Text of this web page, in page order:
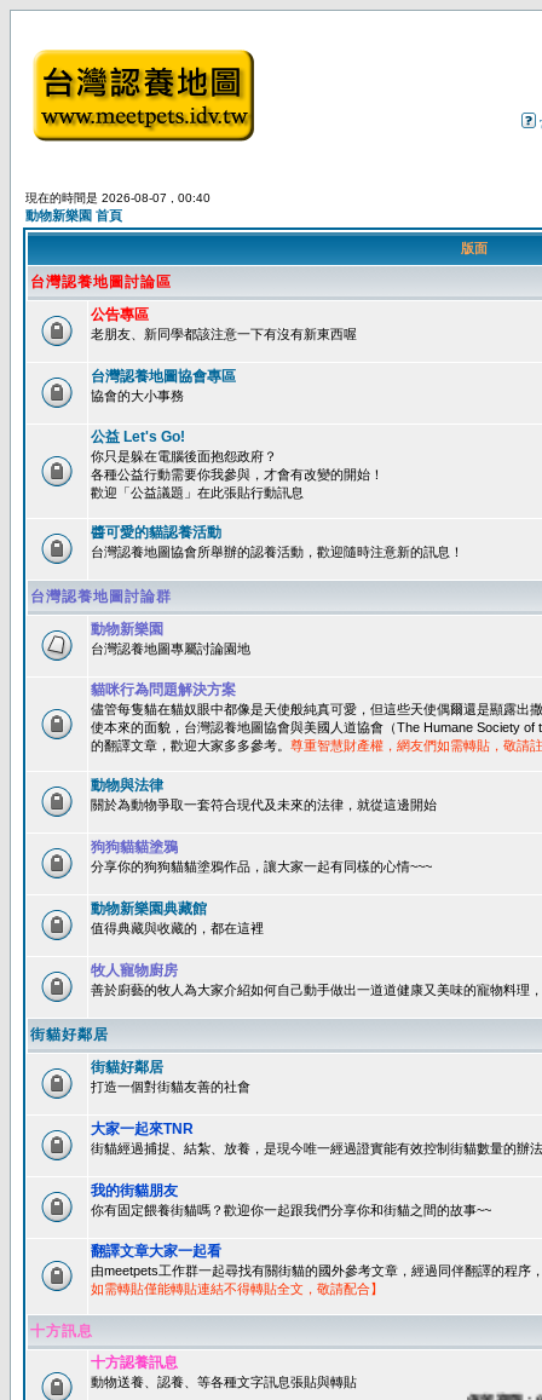
現在的時間是 2026-08-07 , 00:40
動物新樂園 首頁
版面
台灣認養地圖討論區
公告專區
老朋友、新同學都該注意一下有沒有新東西喔
台灣認養地圖協會專區
協會的大小事務
公益 Let's Go!
你只是躲在電腦後面抱怨政府？
各種公益行動需要你我參與，才會有改變的開始！
歡迎「公益議題」在此張貼行動訊息
醬可愛的貓認養活動
台灣認養地圖協會所舉辦的認養活動，歡迎隨時注意新的訊息！
台灣認養地圖討論群
動物新樂園
台灣認養地圖專屬討論園地
貓咪行為問題解決方案
儘管每隻貓在貓奴眼中都像是天使般純真可愛，但這些天使偶爾還是顯露出
使本來的面貌，台灣認養地圖協會與美國人道協會（The Humane Society
的翻譯文章，歡迎大家多多參考。 尊重智慧財產權，網友們如需轉貼，敬請
動物與法律
關於為動物爭取一套符合現代及未來的法律，就從這邊開始
狗狗貓貓塗鴉
分享你的狗狗貓貓塗鴉作品，讓大家一起有同樣的心情~~~
動物新樂園典藏館
值得典藏與收藏的，都在這裡
牧人寵物廚房
善於廚藝的牧人為大家介紹如何自己動手做出一道道健康又美味的寵物料理
街貓好鄰居
街貓好鄰居
打造一個對街貓友善的社會
大家一起來TNR
街貓經過捕捉、結紮、放養，是現今唯一經過證實能有效控制街貓數量的辦
我的街貓朋友
你有固定餵養街貓嗎？歡迎你一起跟我們分享你和街貓之間的故事~~
翻譯文章大家一起看
由meetpets工作群一起尋找有關街貓的國外參考文章，經過同伴翻譯的程序
如需轉貼僅能轉貼連結不得轉貼全文，敬請配合】
十方訊息
十方認養訊息
動物送養、認養、等各種文字訊息張貼與轉貼